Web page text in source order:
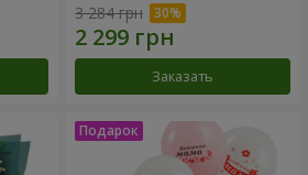
3 284 грн
Заказать